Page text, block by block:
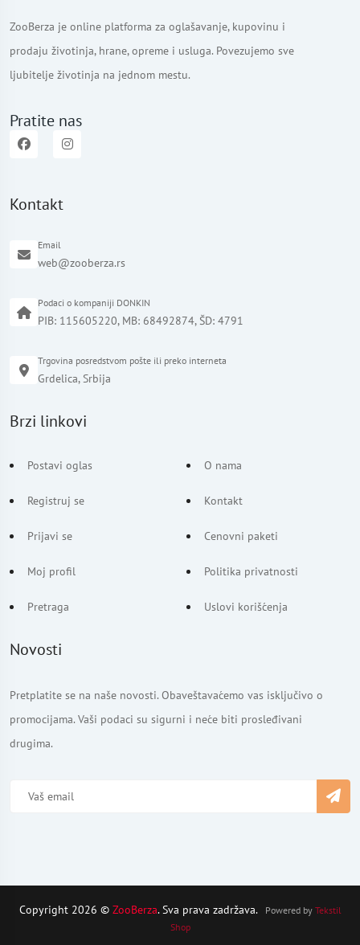
ZooBerza je online platforma za oglašavanje, kupovinu i
prodaju životinja, hrane, opreme i usluga. Povezujemo sve
ljubitelje životinja na jednom mestu.
Pratite nas
Kontakt
Email
web@zooberza.rs
Podaci o kompaniji DONKIN
PIB: 115605220, MB: 68492874, ŠD: 4791
Trgovina posredstvom pošte ili preko interneta
Grdelica, Srbija
Brzi linkovi
Postavi oglas
Registruj se
Prijavi se
Moj profil
Pretraga
O nama
Kontakt
Cenovni paketi
Politika privatnosti
Uslovi korišćenja
Novosti
Pretplatite se na naše novosti. Obaveštavaćemo vas isključivo o
promocijama. Vaši podaci su sigurni i neće biti prosleđivani
drugima.
Copyright 2026 © ZooBerza. Sva prava zadržava. Powered by Tekstil
Shop